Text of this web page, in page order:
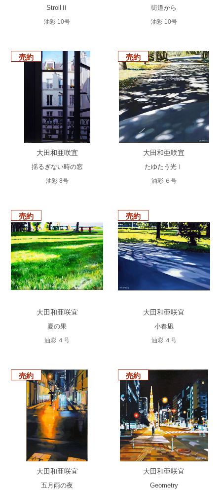
StrollⅡ
油彩 10号
街道から
油彩 10号
売約
大田和亜咲宜
揺るぎない時の窓
油彩 8号
売約
大田和亜咲宜
たゆたう光Ⅰ
油彩 ６号
売約
大田和亜咲宜
夏の果
油彩 ４号
売約
大田和亜咲宜
小春凪
油彩 ４号
売約
大田和亜咲宜
五月雨の夜
売約
大田和亜咲宜
Geometry